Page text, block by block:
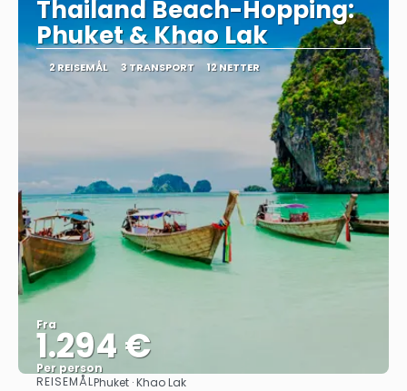
Thailand Beach-Hopping:
Phuket & Khao Lak
2 REISEMÅL 3 TRANSPORT 12 NETTER
Fra
1.294 €
Per person
REISEMÅLPhuket · Khao Lak